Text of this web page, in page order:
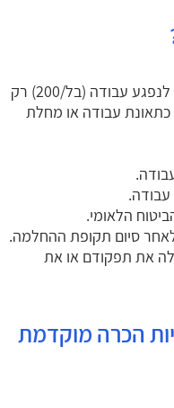
ניתן להגיש טופס לקביעת דרגת נכות לנפגע עבודה (בל/200) רק
כתאונת עבודה או מחלת
הלאומי.
סיום תקופת ההחלמה.
את תפקודם או את
הכרה מוקדמת